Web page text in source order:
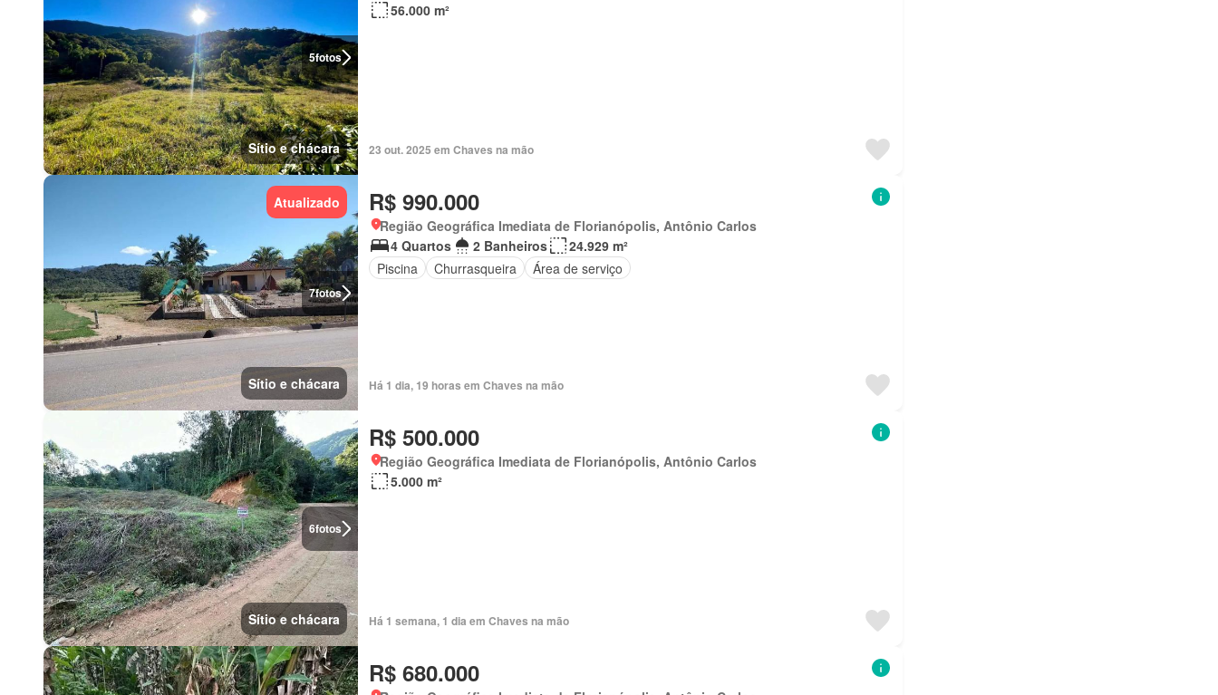
5fotos
Sítio e chácara
56.000 m²
23 out. 2025 em Chaves na mão
7fotos
Atualizado
Sítio e chácara
R$ 990.000
Região Geográfica Imediata de Florianópolis, Antônio Carlos
4 Quartos
2 Banheiros
24.929 m²
Piscina
Churrasqueira Área de serviço
Há 1 dia, 19 horas em Chaves na mão
6fotos
Sítio e chácara
R$ 500.000
Região Geográfica Imediata de Florianópolis, Antônio Carlos
5.000 m²
Há 1 semana, 1 dia em Chaves na mão
R$ 680.000